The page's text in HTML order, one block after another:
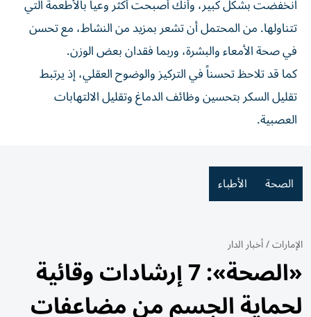
انخفضت بشكل كبير، وأنك أصبحت أكثر وعياً بالأطعمة التي
تتناولها. من المحتمل أن تشعر بمزيد من النشاط، مع تحسن
في صحة الأمعاء والبشرة، وربما فقدان بعض الوزن.
كما قد تلاحظ تحسناً في التركيز والوضوح العقلي، إذ يرتبط
تقليل السكر بتحسين وظائف الدماغ وتقليل الالتهابات
العصبية.
الصحة الأطباء
الإمارات/أخبار الدار
«الصحة»: 7 إرشادات وقائية
لحماية الجسم من مضاعفات